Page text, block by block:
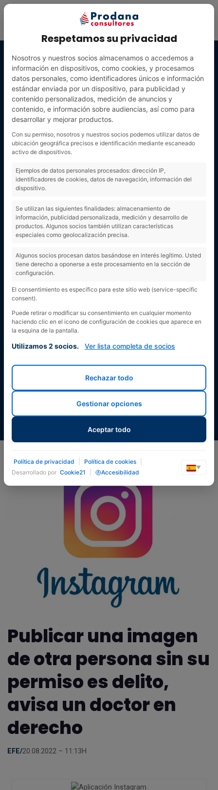
Publicar una
imagen de
otra persona
sin su permiso
es delito
Publicar una imagen
de otra persona sin su
permiso es delito,
avisa un doctor en
derecho
EFE/20.08.2022 – 11:13H
Respetamos su privacidad
Nosotros y nuestros socios almacenamos o accedemos a
información en dispositivos, como cookies, y procesamos
datos personales, como identificadores únicos e información
estándar enviada por un dispositivo, para publicidad y
contenido personalizados, medición de anuncios y
contenido, e información sobre audiencias, así como para
desarrollar y mejorar productos.
Con su permiso, nosotros y nuestros socios podemos utilizar datos de
ubicación geográfica precisos e identificación mediante escaneado
activo de dispositivos.
Ejemplos de datos personales procesados: dirección IP,
identificadores de cookies, datos de navegación, información del
dispositivo.
Se utilizan las siguientes finalidades: almacenamiento de
información, publicidad personalizada, medición y desarrollo de
productos. Algunos socios también utilizan características
especiales como geolocalización precisa.
Algunos socios procesan datos basándose en interés legítimo. Usted
tiene derecho a oponerse a este procesamiento en la sección de
configuración.
El consentimiento es específico para este sitio web (service-specific
consent).
Puede retirar o modificar su consentimiento en cualquier momento
haciendo clic en el icono de configuración de cookies que aparece en
la esquina de la pantalla.
Utilizamos 2 socios. Ver lista completa de socios
Rechazar todo
Gestionar opciones
Aceptar todo
Política de privacidad Política de cookies
Desarrollado por Cookie21 Accesibilidad
▼